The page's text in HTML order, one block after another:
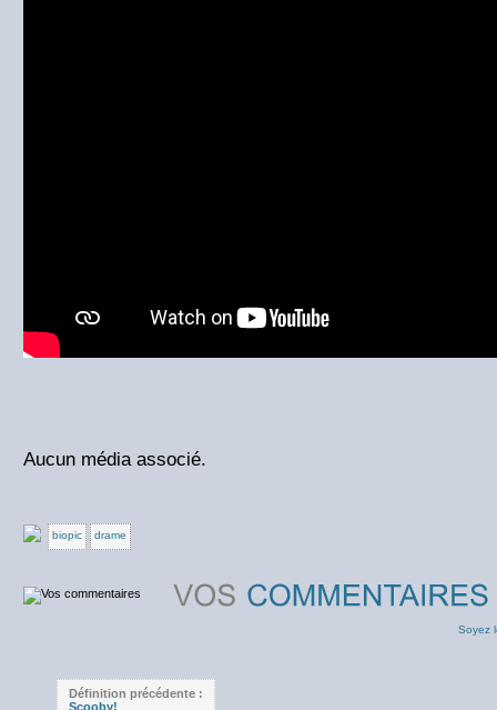
Aucun média associé.
biopic drame
Soyez
Définition précédente :
Scooby!